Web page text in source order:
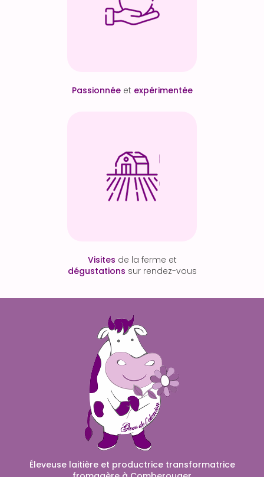
Passionnée et expérimentée
Visites de la ferme et
dégustations sur rendez-vous
Éleveuse laitière et productrice transformatrice